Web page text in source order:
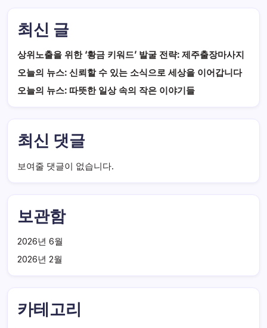
최신 글
상위노출을 위한 ‘황금 키워드’ 발굴 전략: 제주출장마사지
오늘의 뉴스: 신뢰할 수 있는 소식으로 세상을 이어갑니다
오늘의 뉴스: 따뜻한 일상 속의 작은 이야기들
최신 댓글
보여줄 댓글이 없습니다.
보관함
2026년 6월
2026년 2월
카테고리